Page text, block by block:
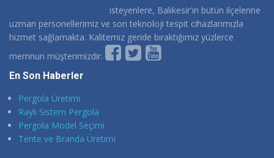
isteyenlere, Balıkesir'in bütün ilçelerine
uzman personellerimiz ve son teknoloji tespit cihazlarımızla
hizmet sağlamakta. Kalitemiz geride bıraktığımız yüzlerce
memnun müşterimizdir.
En Son Haberler
Pergola Üretimi
Raylı Sistem Pergola
Pergola Model Seçimi
Tente ve Branda Üretimi